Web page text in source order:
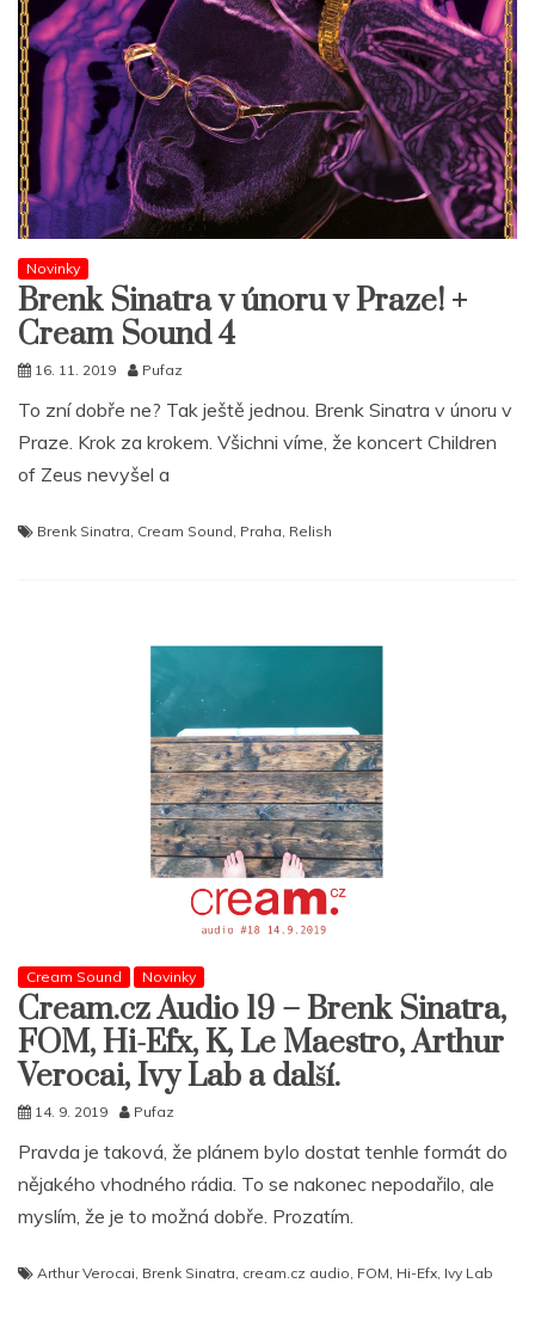
Novinky
Brenk Sinatra v únoru v Praze! +
Cream Sound 4
16. 11. 2019 Pufaz
To zní dobře ne? Tak ještě jednou. Brenk Sinatra v únoru v
Praze. Krok za krokem. Všichni víme, že koncert Children
of Zeus nevyšel a
Brenk Sinatra Cream Sound Praha Relish
Cream Sound Novinky
Cream.cz Audio 19 – Brenk Sinatra,
FOM, Hi-Efx, K, Le Maestro, Arthur
Verocai, Ivy Lab a další.
14. 9. 2019 Pufaz
Pravda je taková, že plánem bylo dostat tenhle formát do
nějakého vhodného rádia. To se nakonec nepodařilo, ale
myslím, že je to možná dobře. Prozatím.
Arthur Verocai, Brenk Sinatra, cream.cz audio, FOM, Hi-Efx, Ivy Lab